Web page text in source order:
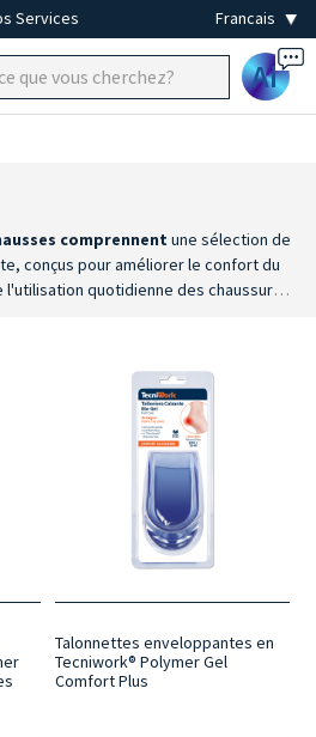
Services
Ai
comprennent une sélection de
conçus pour améliorer le confort du
quotidienne des chaussures.
des rehausseurs conçus pour
et à mieux répartir les pressions au
: talonnettes en gel,
des rehausses antichoc et des modèles
variées pour s’adapter aux différents
et réutilisables: des produits
à utiliser, fabriqués à partir de
pour contribuer au bien-être
Talonnettes enveloppantes en
Tecniwork® Polymer Gel
Comfort Plus